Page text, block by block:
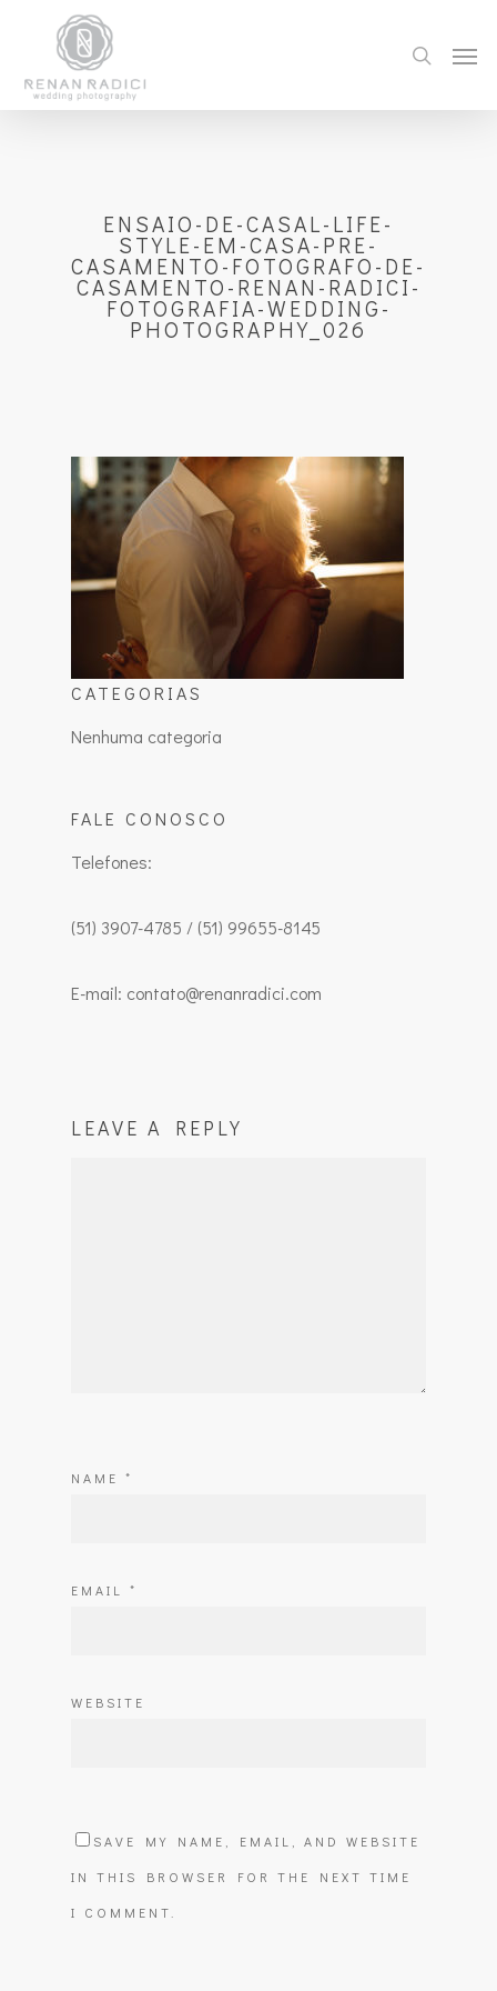
ENSAIO-DE-CASAL-LIFE-
STYLE-EM-CASA-PRE-
CASAMENTO-FOTOGRAFO-DE-
CASAMENTO-RENAN-RADICI-
FOTOGRAFIA-WEDDING-
PHOTOGRAPHY_026
CATEGORIAS
Nenhuma categoria
FALE CONOSCO
Telefones:
(51) 3907-4785 / (51) 99655-8145
E-mail: contato@renanradici.com
LEAVE A REPLY
NAME *
EMAIL *
WEBSITE
SAVE MY NAME, EMAIL, AND WEBSITE
IN THIS BROWSER FOR THE NEXT TIME
I COMMENT.